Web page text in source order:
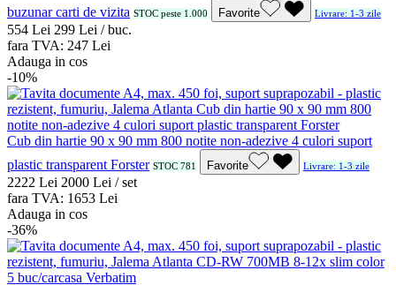
buzunar carti de vizita STOC peste 1.000 Favorite Livrare: 1-3 zile
554 Lei 299 Lei / buc.
fara TVA: 247 Lei
Adauga in cos
-10%
Cub din hartie 90 x 90 mm 800 notite non-adezive 4 culori suport
plastic transparent Forster STOC 781 Favorite Livrare: 1-3 zile
2222 Lei 2000 Lei / set
fara TVA: 1653 Lei
Adauga in cos
-36%